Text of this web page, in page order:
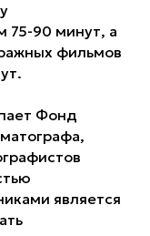
75-90 минут, а
фильмов
Фонд
является